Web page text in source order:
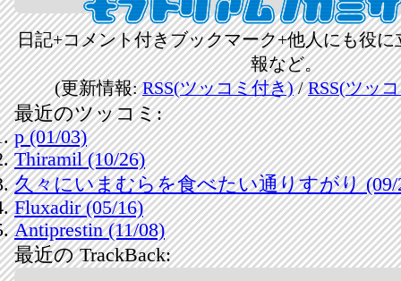
日記+コメント付きブックマーク+他人にも役
報など。
(更新情報:RSS(ツッコミ付き)/RSS(ツッ
最近のツッコミ:
p (01/03)
Thiramil (10/26)
久々にいまむらを食べたい通りすがり (09/
Fluxadir (05/16)
Antiprestin (11/08)
最近の TrackBack: